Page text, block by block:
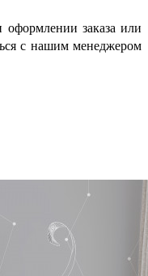
заказа или
с нашим менеджером